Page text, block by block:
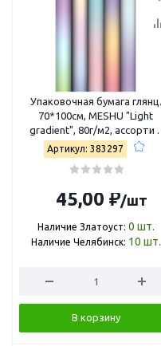
Упаковочная бумага глянц.
70*100см, MESHU "Light
gradient", 80г/м2, ассорти 5
дизайнов MS_66823
Артикул: 383297
45,00 ₽/шт
Наличие Златоуст: 0 шт.
Наличие Челябинск: 10 шт.
В корзину